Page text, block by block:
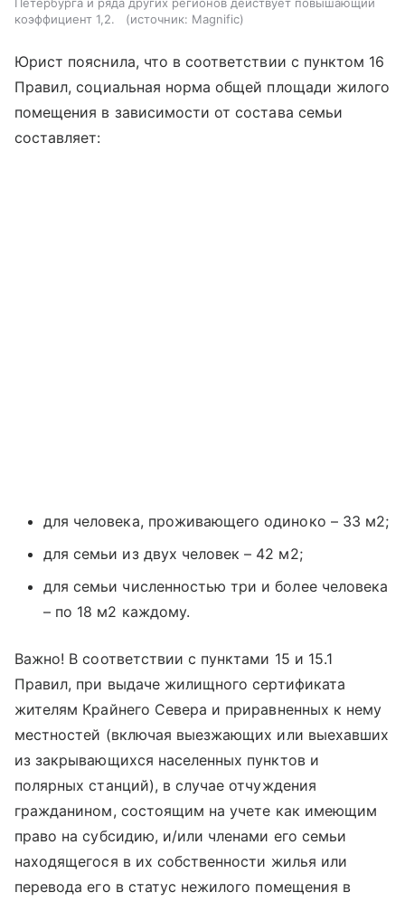
коэффициент 1,2.
источник: Magnific
Юрист пояснила, что в соответствии с пунктом 16
Правил, социальная норма общей площади жилого
помещения в зависимости от состава семьи
составляет:
для человека, проживающего одиноко – 33 м2;
для семьи из двух человек – 42 м2;
для семьи численностью три и более человека
– по 18 м2 каждому.
Важно! В соответствии с пунктами 15 и 15.1
Правил, при выдаче жилищного сертификата
жителям Крайнего Севера и приравненных к нему
местностей (включая выезжающих или выехавших
из закрывающихся населенных пунктов и
полярных станций), в случае отчуждения
гражданином, состоящим на учете как имеющим
право на субсидию, и/или членами его семьи
находящегося в их собственности жилья или
перевода его в статус нежилого помещения в